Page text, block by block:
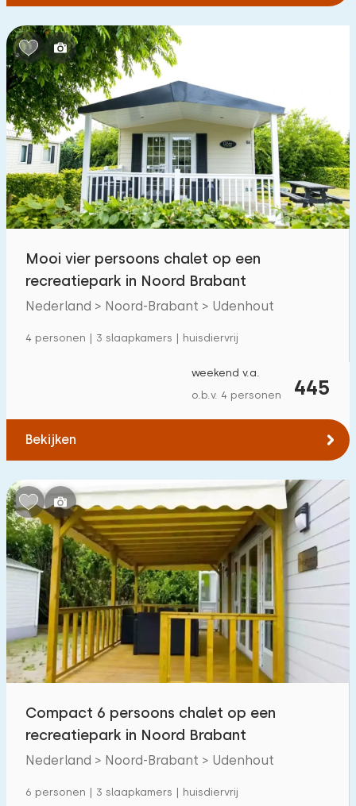
Mooi vier persoons chalet op een
recreatiepark in Noord Brabant
Nederland > Noord-Brabant > Udenhout
4 personen | 3 slaapkamers | huisdiervrij
445
weekend v.a.
o.b.v. 4 personen
Bekijken
Compact 6 persoons chalet op een
recreatiepark in Noord Brabant
Nederland > Noord-Brabant > Udenhout
6 personen | 3 slaapkamers | huisdiervrij